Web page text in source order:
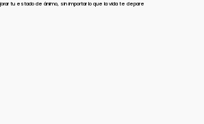
tu estado de ánimo, sin importar lo que la vida te depare